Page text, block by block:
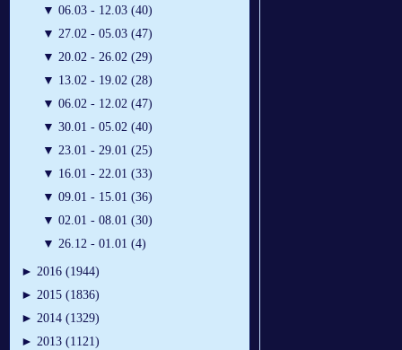
▼ 06.03 - 12.03 (40)
▼ 27.02 - 05.03 (47)
▼ 20.02 - 26.02 (29)
▼ 13.02 - 19.02 (28)
▼ 06.02 - 12.02 (47)
▼ 30.01 - 05.02 (40)
▼ 23.01 - 29.01 (25)
▼ 16.01 - 22.01 (33)
▼ 09.01 - 15.01 (36)
▼ 02.01 - 08.01 (30)
▼ 26.12 - 01.01 (4)
► 2016 (1944)
► 2015 (1836)
► 2014 (1329)
► 2013 (1121)